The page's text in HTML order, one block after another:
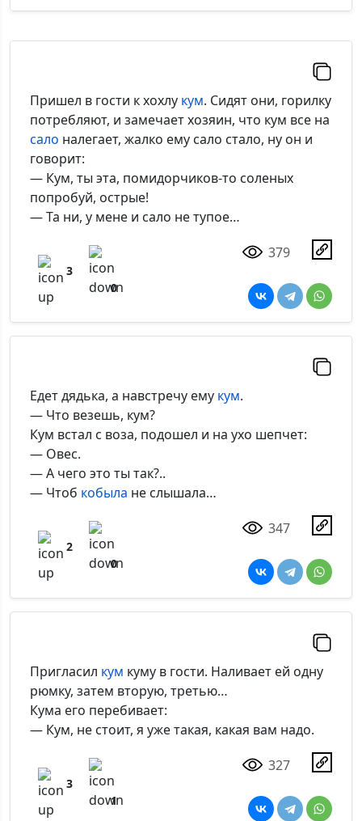
Пришел в гости к хохлу кум. Сидят они, горилку
потребляют, и замечает хозяин, что кум все на
сало налегает, жалко ему сало стало, ну он и
говорит:
— Кум, ты эта, помидорчиков-то соленых
попробуй, острые!
— Та ни, у мене и сало не тупое…
3
0
379
Едет дядька, а навстречу ему кум.
— Что везешь, кум?
Кум встал с воза, подошел и на ухо шепчет:
— Овес.
— А чего это ты так?..
— Чтоб кобыла не слышала…
2
0
347
Пригласил кум куму в гости. Наливает ей одну
рюмку, затем вторую, третью…
Кума его перебивает:
— Кум, не стоит, я уже такая, какая вам надо.
3
1
327